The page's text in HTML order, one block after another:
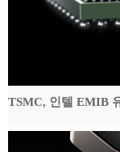
TSMC, 인텔 EMIB